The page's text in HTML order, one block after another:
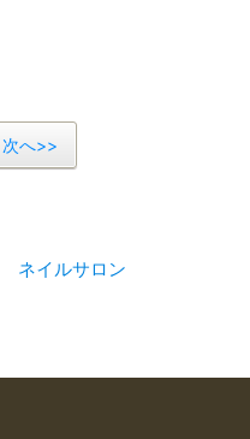
次へ>>
ネイルサロン